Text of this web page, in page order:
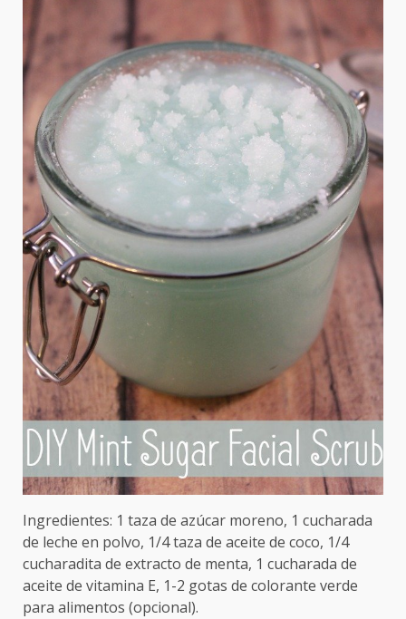
Ingredientes: 1 taza de azúcar moreno, 1 cucharada
de leche en polvo, 1/4 taza de aceite de coco, 1/4
cucharadita de extracto de menta, 1 cucharada de
aceite de vitamina E, 1-2 gotas de colorante verde
para alimentos (opcional).